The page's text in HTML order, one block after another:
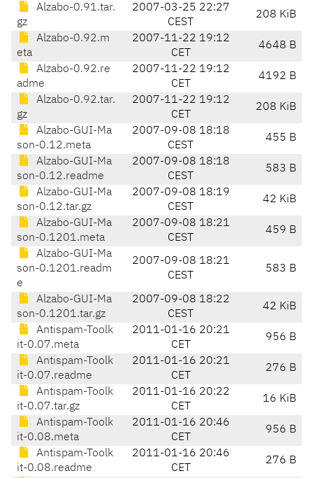
Alzabo-0.91.tar.
gz
2007-03-25 22:27
CEST
208 KiB
Alzabo-0.92.m
eta
2007-11-22 19:12
CET
4648 B
Alzabo-0.92.re
adme
2007-11-22 19:12
CET
4192 B
Alzabo-0.92.tar.
gz
2007-11-22 19:12
CET
208 KiB
Alzabo-GUI-Ma
son-0.12.meta
2007-09-08 18:18
CEST
455 B
Alzabo-GUI-Ma
son-0.12.readme
2007-09-08 18:18
CEST
583 B
Alzabo-GUI-Ma
son-0.12.tar.gz
2007-09-08 18:19
CEST
42 KiB
Alzabo-GUI-Ma
son-0.1201.meta
2007-09-08 18:21
CEST
459 B
Alzabo-GUI-Ma
son-0.1201.readm
e
2007-09-08 18:21
CEST
583 B
Alzabo-GUI-Ma
son-0.1201.tar.gz
2007-09-08 18:22
CEST
42 KiB
Antispam-Toolk
it-0.07.meta
2011-01-16 20:21
CET
956 B
Antispam-Toolk
it-0.07.readme
2011-01-16 20:21
CET
276 B
Antispam-Toolk
it-0.07.tar.gz
2011-01-16 20:22
CET
16 KiB
Antispam-Toolk
it-0.08.meta
2011-01-16 20:46
CET
956 B
Antispam-Toolk
it-0.08.readme
2011-01-16 20:46
CET
276 B